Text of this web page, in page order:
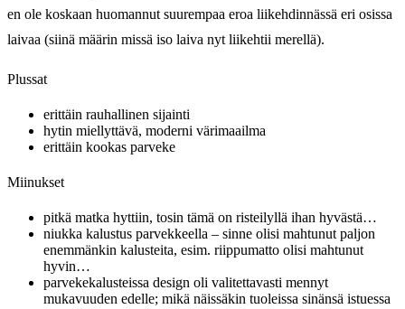
en ole koskaan huomannut suurempaa eroa liikehdinnässä eri osissa
laivaa (siinä määrin missä iso laiva nyt liikehtii merellä).
Plussat
erittäin rauhallinen sijainti
hytin miellyttävä, moderni värimaailma
erittäin kookas parveke
Miinukset
pitkä matka hyttiin, tosin tämä on risteilyllä ihan hyvästä…
niukka kalustus parvekkeella – sinne olisi mahtunut paljon
enemmänkin kalusteita, esim. riippumatto olisi mahtunut
hyvin…
parvekekalusteissa design oli valitettavasti mennyt
mukavuuden edelle; mikä näissäkin tuoleissa sinänsä istuessa